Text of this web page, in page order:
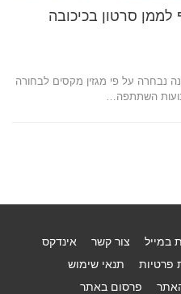
סרטון בכיכובה
נבחרה על פי מגזין מקסים לבחורה
השתתפה…
במייל צור קשר
אינדקס
פרטיות
תנאי שימוש
פרסום באתר